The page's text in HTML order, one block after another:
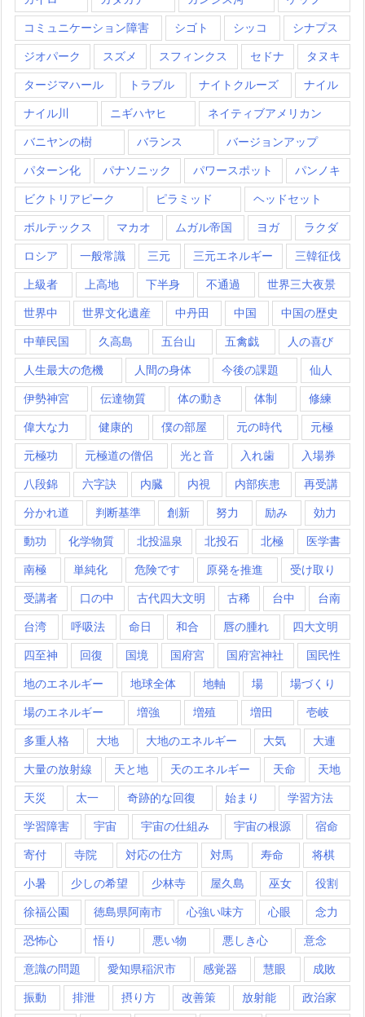
コミュニケーション障害 シゴト シッコ シナプス
ジオパーク スズメ スフィンクス セドナ タヌキ
タージマハール トラブル ナイトクルーズ ナイル
ナイル川 ニギハヤヒ ネイティブアメリカン
バニヤンの樹 バランス バージョンアップ
パターン化 パナソニック パワースポット パンノキ
ビクトリアピーク ピラミッド ヘッドセット
ボルテックス マカオ ムガル帝国 ヨガ ラクダ
ロシア 一般常識 三元 三元エネルギー 三韓征伐
上級者 上高地 下半身 不通過 世界三大夜景
世界中 世界文化遺産 中丹田 中国 中国の歴史
中華民国 久高島 五台山 五禽戯 人の喜び
人生最大の危機 人間の身体 今後の課題 仙人
伊勢神宮 伝達物質 体の動き 体制 修練
偉大な力 健康的 僕の部屋 元の時代 元極
元極功 元極道の僧侶 光と音 入れ歯 入場券
八段錦 六字訣 内臓 内視 内部疾患 再受講
分かれ道 判断基準 創新 努力 励み 効力
動功 化学物質 北投温泉 北投石 北極 医学書
南極 単純化 危険です 原発を推進 受け取り
受講者 口の中 古代四大文明 古稀 台中 台南
台湾 呼吸法 命日 和合 唇の腫れ 四大文明
四至神 回復 国境 国府宮 国府宮神社 国民性
地のエネルギー 地球全体 地軸 場 場づくり
場のエネルギー 増強 増殖 増田 壱岐
多重人格 大地 大地のエネルギー 大気 大連
大量の放射線 天と地 天のエネルギー 天命 天地
天災 太一 奇跡的な回復 始まり 学習方法
学習障害 宇宙 宇宙の仕組み 宇宙の根源 宿命
寄付 寺院 対応の仕方 対馬 寿命 将棋
小暑 少しの希望 少林寺 屋久島 巫女 役割
徐福公園 徳島県阿南市 心強い味方 心眼 念力
恐怖心 悟り 悪い物 悪しき心 意念
意識の問題 愛知県稲沢市 感覚器 慧眼 成敗
振動 排泄 摂り方 改善策 放射能 政治家